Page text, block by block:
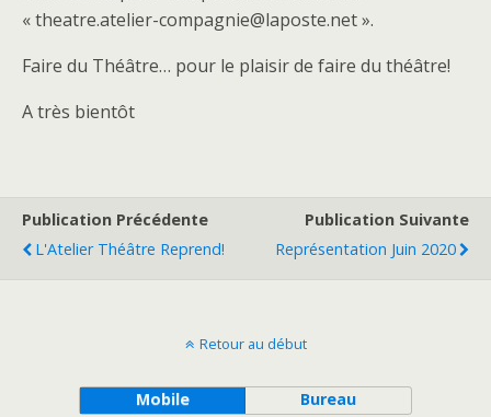
« theatre.atelier-compagnie@laposte.net ».
Faire du Théâtre… pour le plaisir de faire du théâtre!
A très bientôt
Publication Précédente
L'Atelier Théâtre Reprend!
Publication Suivante
Représentation Juin 2020
Retour au début
Mobile Bureau